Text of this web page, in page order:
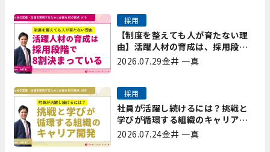
【制度を整えても人が育たない理
由】活躍人材の育成は、採用段階
で8割決まっている｜プレシャスパ
ートナーズ矢野
採用
2026.07.29金井 一真
社員が活躍し続けるには？挑戦と
学びが循環する組織のキャリア開
発｜プレシャスパートナーズ矢野
採用
2026.07.24金井 一真